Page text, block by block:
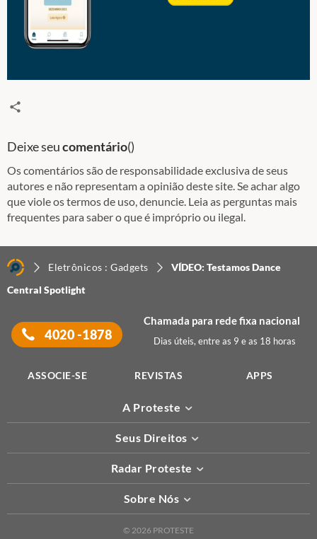
Deixe seucomentário()
Os comentários são de responsabilidade exclusiva de seus
autores e não representam a opinião deste site. Se achar algo
que viole os termos de uso, denuncie. Leia as perguntas mais
frequentes para saber o que é impróprio ou ilegal.
Eletrônicos : Gadgets
VÍDEO: Testamos Dance
Central Spotlight
4020 -1878
Chamada para rede fixa nacional
Dias úteis, entre as 9 e as 18 horas
ASSOCIE-SE REVISTAS APPS
A Proteste
Seus Direitos
Radar Proteste
Sobre Nós
© 2026 PROTESTE